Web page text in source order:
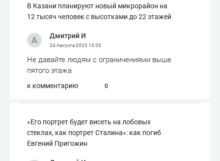
В Казани планируют новый микрорайон на
12 тысяч человек с высотками до 22 этажей
Дмитрий И
24 Августа 2023 13:33
Не давайте людям с ограничениями выше
пятого этажа
к комментарию 0
«Его портрет будет висеть на лобовых
стеклах, как портрет Сталина»: как погиб
Евгений Пригожин